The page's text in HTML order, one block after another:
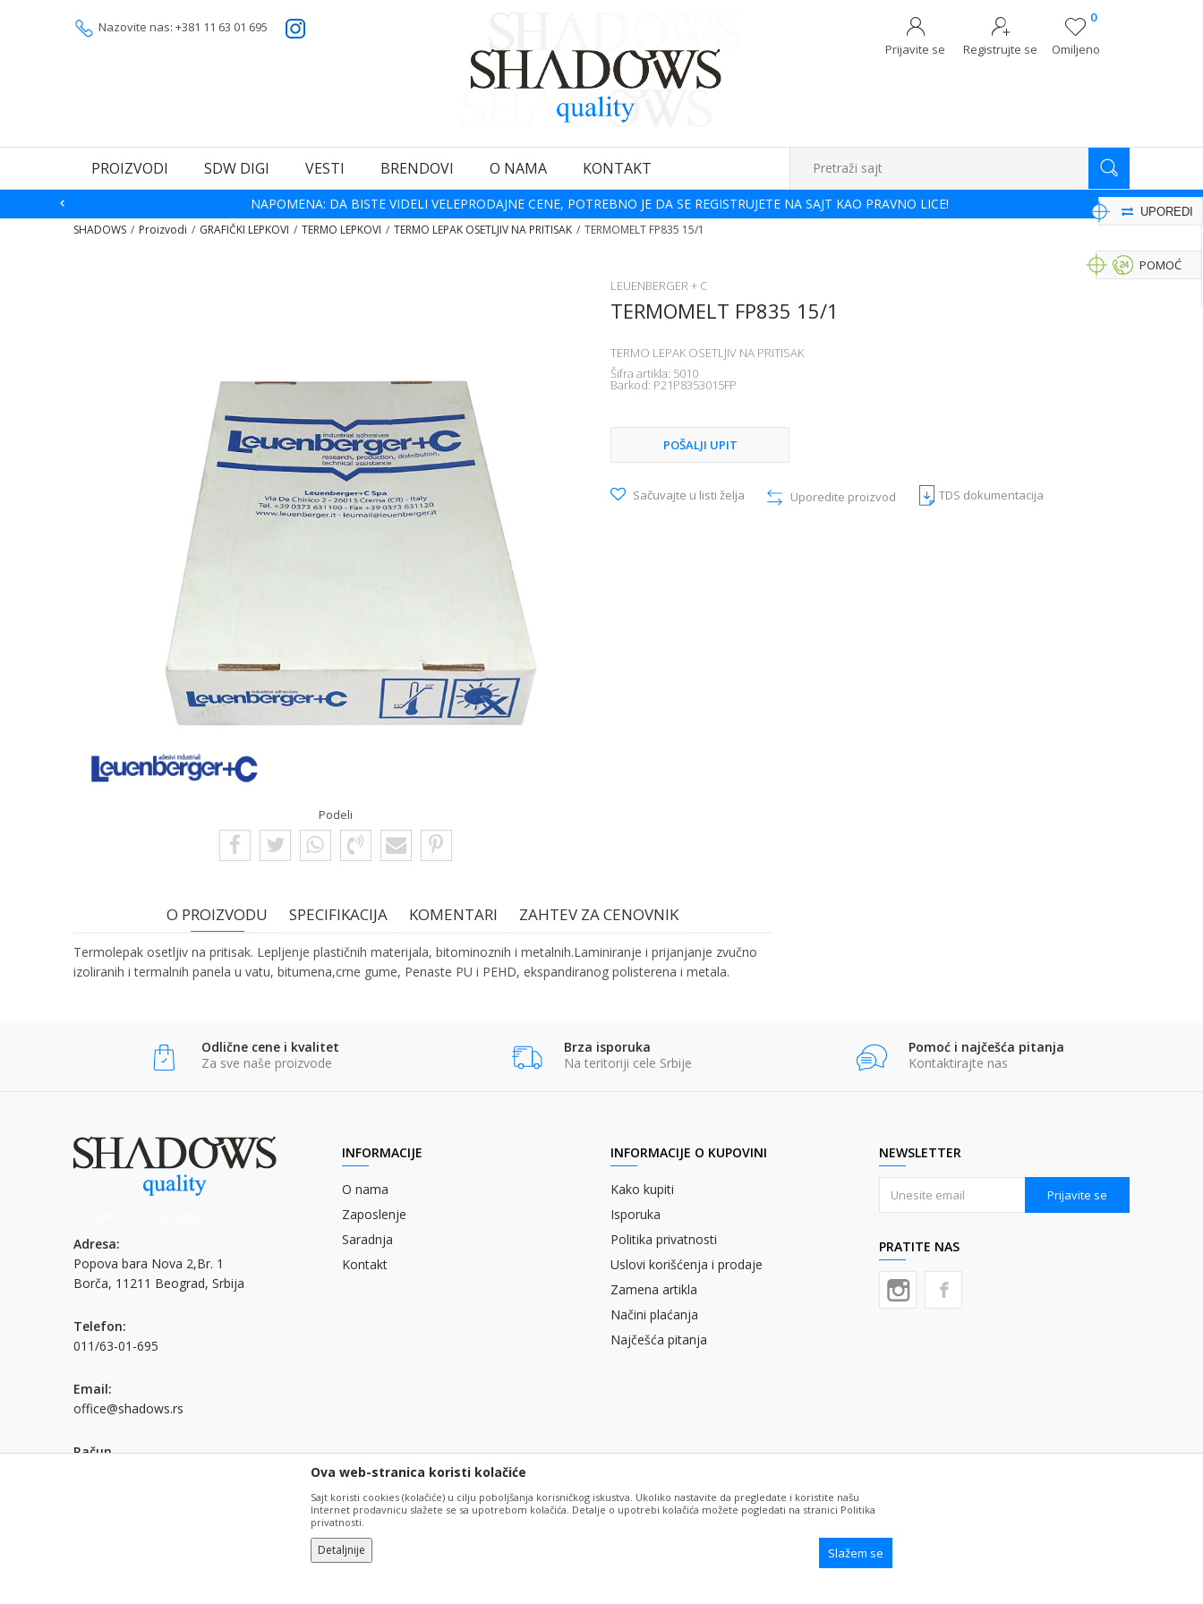
Nazovite nas: +381 11 63 01 695
Omiljeno
0
Prijavite se
Registrujte se
PROIZVODI SDW DIGI VESTI BRENDOVI O NAMA KONTAKT Pretraži sajt
NAPOMENA: DA BISTE VIDELI VELEPRODAJNE CENE, POTREBNO JE DA SE REGISTRUJETE NA SAJT KAO PRAVNO LICE!
SHADOWS Proizvodi GRAFIČKI LEPKOVI TERMO LEPKOVI TERMO LEPAK OSETLJIV NA PRITISAK TERMOMELT FP835 15/1
UPOREDI
Podeli
LEUENBERGER + C
TERMOMELT FP835 15/1
TERMO LEPAK OSETLJIV NA PRITISAK
Šifra artikla: 5010
Barkod: P21P8353015FP
POŠALJI UPIT
Sačuvajte u listi želja Uporedite proizvod TDS dokumentacija
POMOĆ
O PROIZVODU SPECIFIKACIJA KOMENTARI ZAHTEV ZA CENOVNIK
Termolepak osetljiv na pritisak. Lepljenje plastičnih materijala, bitominoznih i metalnih.Laminiranje i prijanjanje zvučno
izoliranih i termalnih panela u vatu, bitumena,crne gume, Penaste PU i PEHD, ekspandiranog polisterena i metala.
Bruto težina za transport
POŠALJI
Kontakt telefon:
POŠALJI
Odlične cene i kvalitet
Za sve naše proizvode
Brza isporuka
Na teritoriji cele Srbije
Pomoć i najčešća pitanja
Kontaktirajte nas
Adresa:
Popova bara Nova 2,Br. 1
Borča, 11211 Beograd, Srbija
Telefon:
011/63-01-695
Email:
office@shadows.rs
Račun
INFORMACIJE
O nama
Zaposlenje
Saradnja
Kontakt
INFORMACIJE O KUPOVINI
Kako kupiti
Isporuka
Politika privatnosti
Uslovi korišćenja i prodaje
Zamena artikla
Načini plaćanja
Najčešća pitanja
NEWSLETTER
Prijavite se
PRATITE NAS
Ova web-stranica koristi kolačiće
Sajt koristi cookies (kolačiće) u cilju poboljšanja korisničkog iskustva. Ukoliko nastavite da pregledate i koristite našu
Internet prodavnicu slažete se sa upotrebom kolačića. Detalje o upotrebi kolačića možete pogledati na stranici Politika
privatnosti.
Detaljnije Slažem se